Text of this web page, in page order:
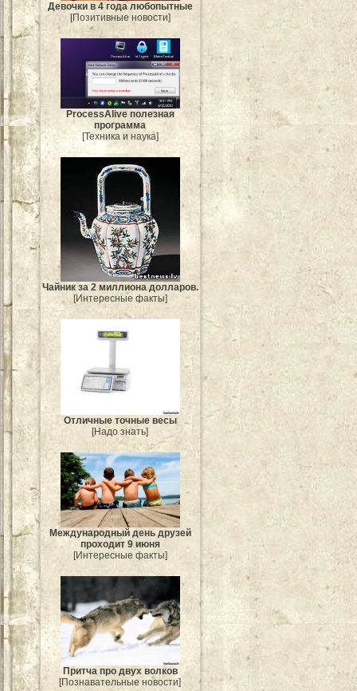
Девочки в 4 года любопытные
[Позитивные новости]
ProcessAlive полезная
программа
[Техника и наука]
Чайник за 2 миллиона долларов.
[Интересные факты]
Отличные точные весы
[Надо знать]
Международный день друзей
проходит 9 июня
[Интересные факты]
Притча про двух волков
[Познавательные новости]